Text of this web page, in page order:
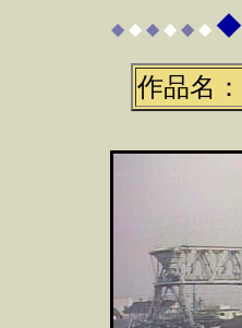
◆ ◆ ◆ ◆ ◆ ◆ ◆
作品名